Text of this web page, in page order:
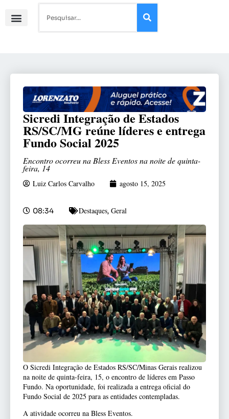
Sicredi Integração de Estados
RS/SC/MG reúne líderes e entrega
Fundo Social 2025
Encontro ocorreu na Bless Eventos na noite de quinta-
feira, 14
Luiz Carlos Carvalho agosto 15, 2025
08:34 Destaques, Geral
O Sicredi Integração de Estados RS/SC/Minas Gerais realizou
na noite de quinta-feira, 15, o encontro de líderes em Passo
Fundo. Na oportunidade, foi realizada a entrega oficial do
Fundo Social de 2025 para as entidades contempladas.
A atividade ocorreu na Bless Eventos.